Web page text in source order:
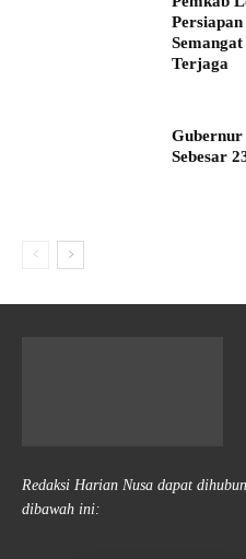
Terjaga
Gubernur
Sebesar
Redaksi Harian Nusa dapat
dibawah ini: